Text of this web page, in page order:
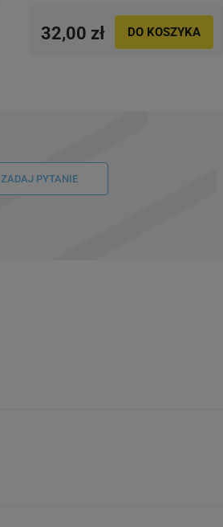
32,00 zł DO KOSZYKA
ZADAJ PYTANIE